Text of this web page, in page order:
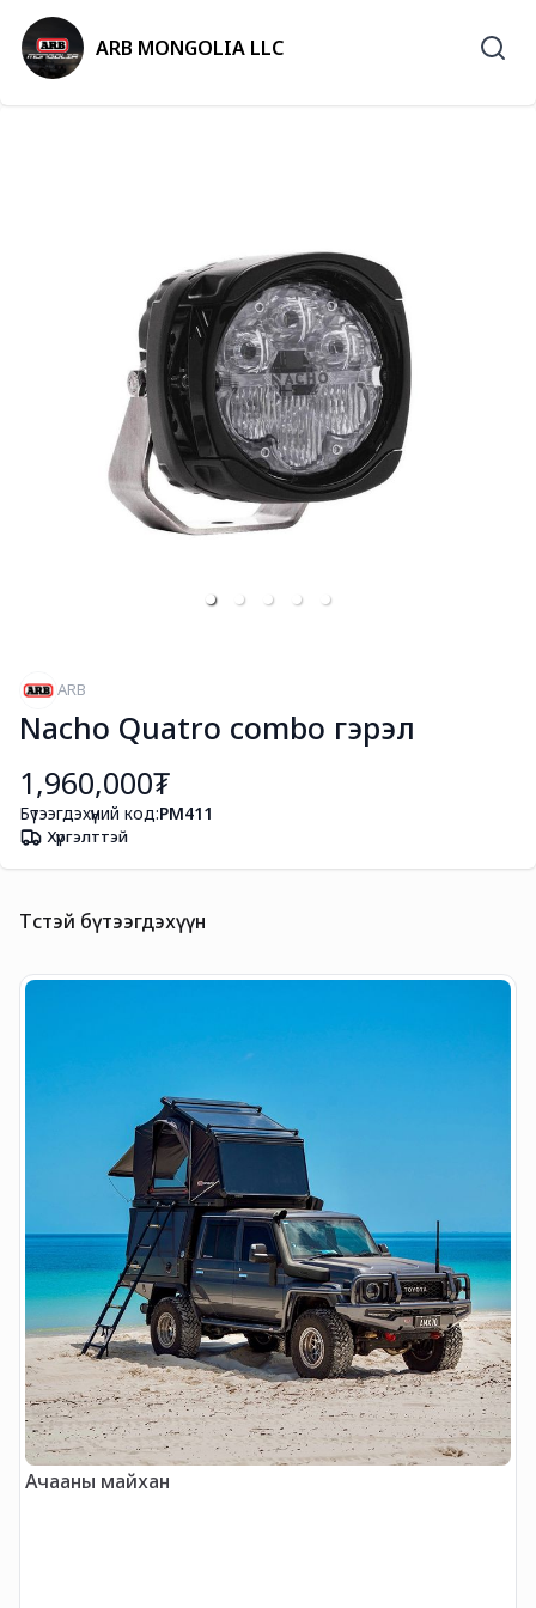
ARB MONGOLIA LLC
ARB
Nacho Quatro combo гэрэл
1,960,000₮
Бүтээгдэхүүний код:PM411
Хүргэлттэй
Төстэй бүтээгдэхүүн
Ачааны майхан